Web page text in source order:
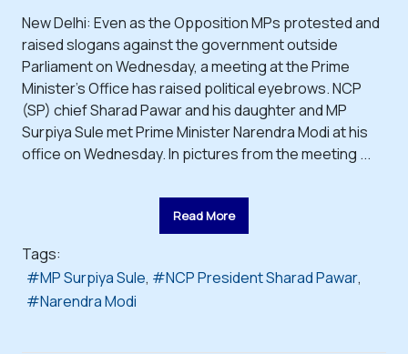
New Delhi: Even as the Opposition MPs protested and
raised slogans against the government outside
Parliament on Wednesday, a meeting at the Prime
Minister's Office has raised political eyebrows. NCP
(SP) chief Sharad Pawar and his daughter and MP
Surpiya Sule met Prime Minister Narendra Modi at his
office on Wednesday. In pictures from the meeting ...
Read More
Tags:
MP Surpiya Sule
NCP President Sharad Pawar
Narendra Modi